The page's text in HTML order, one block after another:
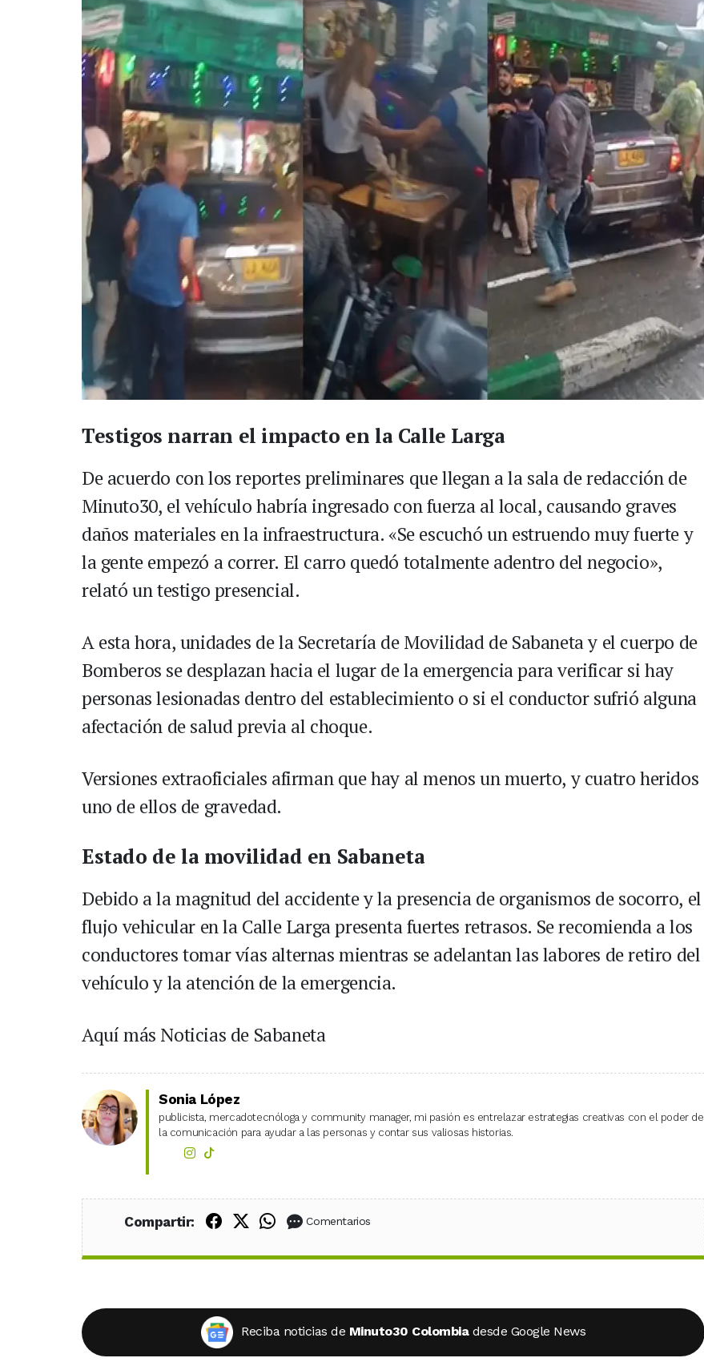
Testigos narran el impacto en la Calle Larga
De acuerdo con los reportes preliminares que llegan a la sala de redacción de
Minuto30, el vehículo habría ingresado con fuerza al local, causando graves
daños materiales en la infraestructura. «Se escuchó un estruendo muy fuerte y
la gente empezó a correr. El carro quedó totalmente adentro del negocio»,
relató un testigo presencial.
A esta hora, unidades de la Secretaría de Movilidad de Sabaneta y el cuerpo de
Bomberos se desplazan hacia el lugar de la emergencia para verificar si hay
personas lesionadas dentro del establecimiento o si el conductor sufrió alguna
afectación de salud previa al choque.
Versiones extraoficiales afirman que hay al menos un muerto, y cuatro heridos
uno de ellos de gravedad.
Estado de la movilidad en Sabaneta
Debido a la magnitud del accidente y la presencia de organismos de socorro, el
flujo vehicular en la Calle Larga presenta fuertes retrasos. Se recomienda a los
conductores tomar vías alternas mientras se adelantan las labores de retiro del
vehículo y la atención de la emergencia.
Aquí más Noticias de Sabaneta
Sonia López
publicista, mercadotecnóloga y community manager, mi pasión es entrelazar estrategias creativas con el poder de
la comunicación para ayudar a las personas y contar sus valiosas historias.
Compartir: Compartir en Facebook
Compartir en X (Twitter)
Compartir en WhatsApp
Comentarios
Reciba noticias de Minuto30 Colombia desde Google News